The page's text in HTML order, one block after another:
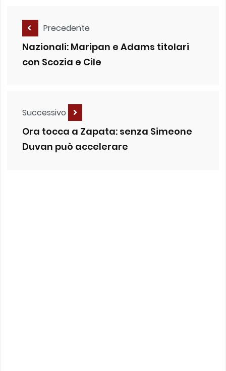
Precedente
Nazionali: Maripan e Adams titolari
con Scozia e Cile
Successivo
Ora tocca a Zapata: senza Simeone
Duvan può accelerare